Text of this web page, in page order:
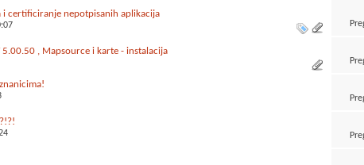
i certificiranje nepotpisanih aplikacija
, Mapsource i karte - instalacija